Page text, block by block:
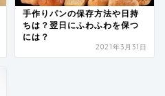
手作りパンの保存方法や日持
ちは？翌日にふわふわを保つ
には？
2021年3月31日